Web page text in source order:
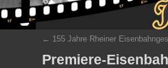
← 155 Jahre Rheiner
Premiere-